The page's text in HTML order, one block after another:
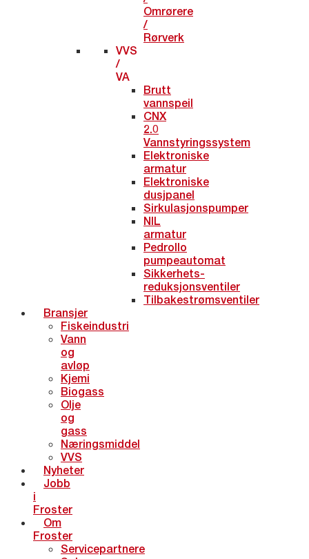
Omrørere
/
Rørverk
VVS
/
VA
Brutt
vannspeil
CNX
2.0
Vannstyringssystem
Elektroniske
armatur
Elektroniske
dusjpanel
Sirkulasjonspumper
NIL
armatur
Pedrollo
pumpeautomat
Sikkerhets-
reduksjonsventiler
Tilbakestrømsventiler
Bransjer
Fiskeindustri
Vann
og
avløp
Kjemi
Biogass
Olje
og
gass
Næringsmiddel
VVS
Nyheter
Jobb
i
Froster
Om
Froster
Servicepartnere